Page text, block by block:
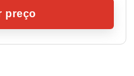
preço